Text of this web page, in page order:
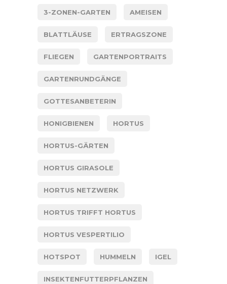
3-ZONEN-GARTEN AMEISEN
BLATTLÄUSE ERTRAGSZONE
FLIEGEN GARTENPORTRAITS
GARTENRUNDGÄNGE
GOTTESANBETERIN
HONIGBIENEN HORTUS
HORTUS-GÄRTEN
HORTUS GIRASOLE
HORTUS NETZWERK
HORTUS TRIFFT HORTUS
HORTUS VESPERTILIO
HOTSPOT HUMMELN IGEL
INSEKTENFUTTERPFLANZEN